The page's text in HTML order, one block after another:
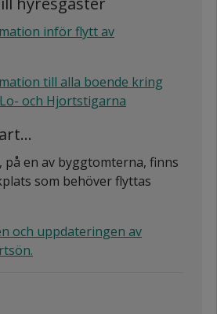
inför flytt av
till alla boende kring
och Hjortstigarna
på en av byggtomterna, finns
som behöver flyttas
och uppdateringen av